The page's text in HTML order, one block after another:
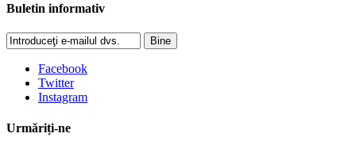
Buletin informativ
Bine
Facebook
Twitter
Instagram
Urmăriți-ne